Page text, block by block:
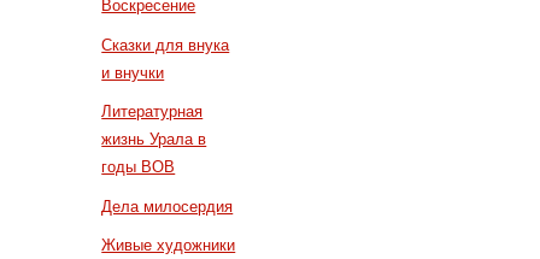
Воскресение
Сказки для внука
и внучки
Литературная
жизнь Урала в
годы ВОВ
Дела милосердия
Живые художники